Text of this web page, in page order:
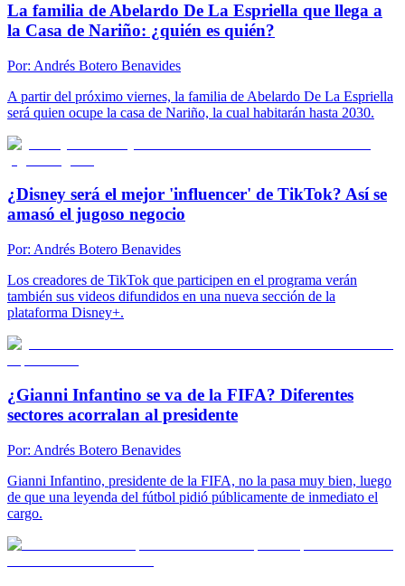
La familia de Abelardo De La Espriella que llega a
la Casa de Nariño: ¿quién es quién?
Por: Andrés Botero Benavides
A partir del próximo viernes, la familia de Abelardo De La Espriella
será quien ocupe la casa de Nariño, la cual habitarán hasta 2030.
¿Disney será el mejor 'influencer' de TikTok? Así se
amasó el jugoso negocio
Por: Andrés Botero Benavides
Los creadores de TikTok que participen en el programa verán
también sus videos difundidos en una nueva sección de la
plataforma Disney+.
¿Gianni Infantino se va de la FIFA? Diferentes
sectores acorralan al presidente
Por: Andrés Botero Benavides
Gianni Infantino, presidente de la FIFA, no la pasa muy bien, luego
de que una leyenda del fútbol pidió públicamente de inmediato el
cargo.